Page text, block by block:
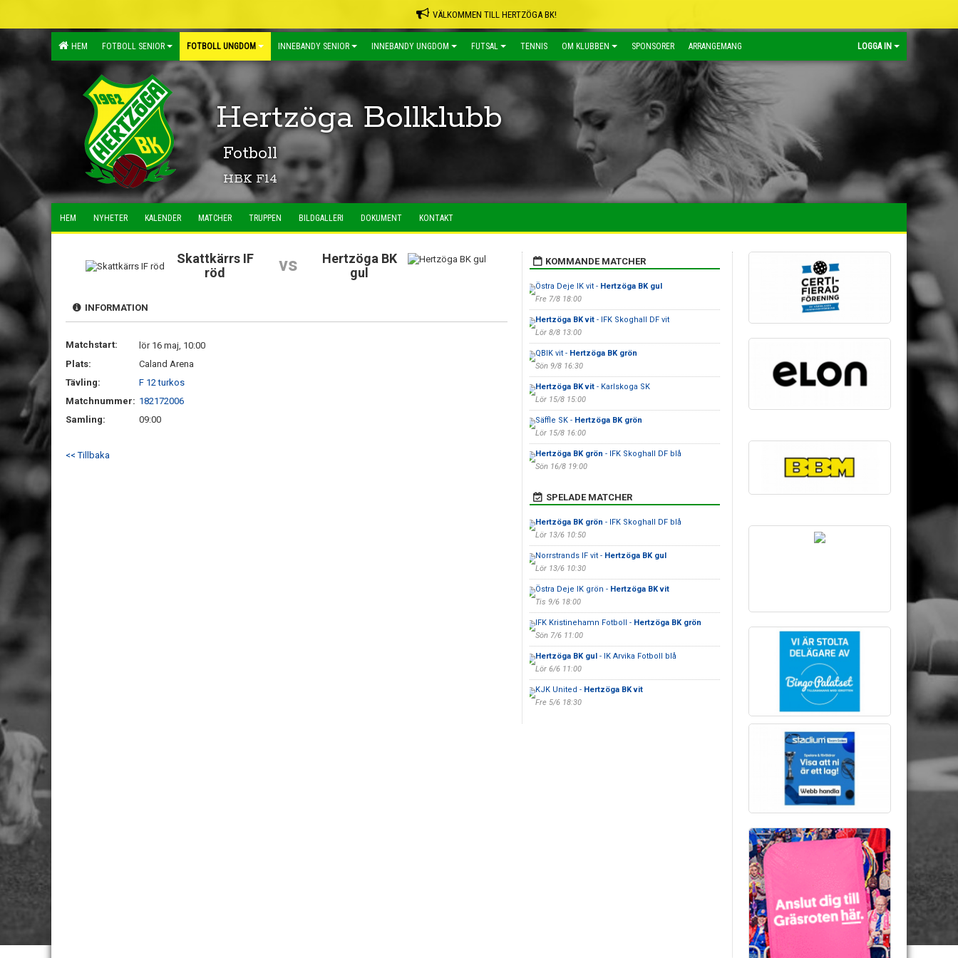
VÄLKOMMEN TILL HERTZÖGA BK!
HEM FOTBOLL SENIOR FOTBOLL UNGDOM INNEBANDY SENIOR INNEBANDY UNGDOM FUTSAL TENNIS OM KLUBBEN SPONSORER ARRANGEMANG LOGGA IN
Hertzöga Bollklubb
Fotboll
HBK F14
HEM NYHETER KALENDER MATCHER TRUPPEN BILDGALLERI DOKUMENT KONTAKT
Skattkärrs IF
röd
vs
Hertzöga BK
gul
INFORMATION
Matchstart:
lör 16 maj, 10:00
Plats:
Caland Arena
Tävling:
F 12 turkos
Matchnummer: 182172006
Samling:
09:00
<< Tillbaka
KOMMANDE MATCHER
Östra Deje IK vit - Hertzöga BK gul
Fre 7/8 18:00
Hertzöga BK vit- IFK Skoghall DF vit
Lör 8/8 13:00
QBIK vit - Hertzöga BK grön
Sön 9/8 16:30
Hertzöga BK vit- Karlskoga SK
Lör 15/8 15:00
Säffle SK - Hertzöga BK grön
Lör 15/8 16:00
Hertzöga BK grön - IFK Skoghall DF blå
Sön 16/8 19:00
SPELADE MATCHER
Hertzöga BK grön - IFK Skoghall DF blå
Lör 13/6 10:50
Norrstrands IF vit - Hertzöga BK gul
Lör 13/6 10:30
Östra Deje IK grön - Hertzöga BK vit
Tis 9/6 18:00
IFK Kristinehamn Fotboll - Hertzöga BK grön
Sön 7/6 11:00
Hertzöga BK gul- IK Arvika Fotboll blå
Lör 6/6 11:00
KJK United - Hertzöga BK vit
Fre 5/6 18:30